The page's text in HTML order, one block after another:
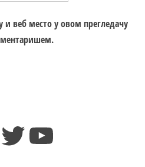
и веб место у овом прегледачу
TwitterYouTube